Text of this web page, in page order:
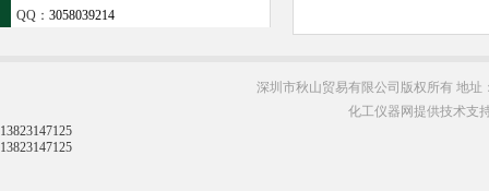
QQ： 3058039214
深圳市秋山贸易有限公司版权所有 地址
化工仪器网提供技术支
13823147125
13823147125